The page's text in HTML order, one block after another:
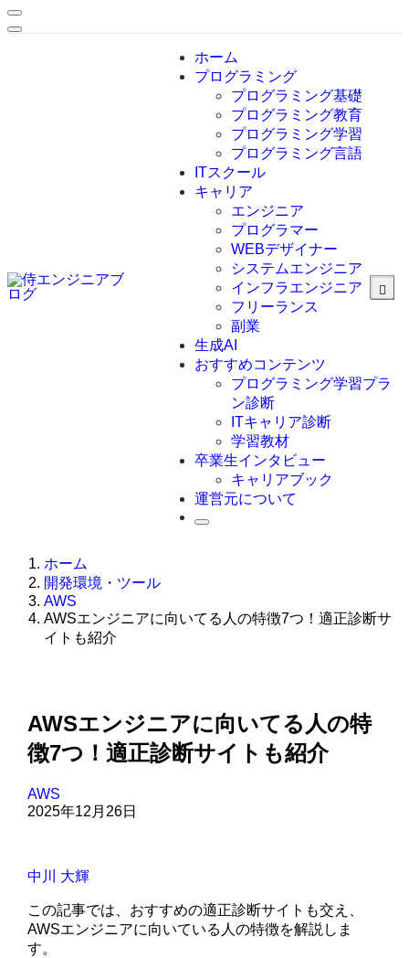
ホーム
プログラミング
プログラミング基礎
プログラミング教育
プログラミング学習
プログラミング言語
C言語
C#
VBA
Go言語
Kotlin
Java
JavaScript
Swift
Ruby
ITスクール
キャリア
エンジニア
プログラマー
WEBデザイナー
システムエンジニア
インフラエンジニア
フリーランス
副業
生成AI
おすすめコンテンツ
プログラミング学習プラ
ン診断
ITキャリア診断
学習教材
卒業生インタビュー
キャリアブック
運営元について
ホーム
開発環境・ツール
AWS
AWSエンジニアに向いてる人の特徴7つ！適正診断サ
イトも紹介
AWSエンジニアに向いてる人の特
徴7つ！適正診断サイトも紹介
AWS
2025年12月26日
中川 大輝
この記事では、おすすめの適正診断サイトも交え、
AWSエンジニアに向いている人の特徴を解説しま
す。